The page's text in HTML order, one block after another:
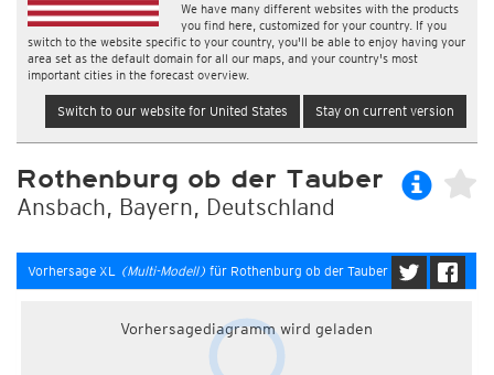
We have many different websites with the products
you find here, customized for your country. If you
switch to the website specific to your country, you'll be able to enjoy having your
area set as the default domain for all our maps, and your country's most
important cities in the forecast overview.
Switch to our website for United States Stay on current version
Rothenburg ob der Tauber
Ansbach, Bayern, Deutschland
Vorhersage XL (Multi-Modell) für Rothenburg ob der Tauber
Vorhersagediagramm wird geladen